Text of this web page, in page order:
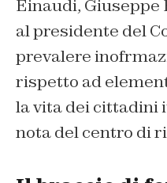
Einaudi, Giuseppe
al presidente del
prevalere
rispetto ad
la vita dei cittadini
nota del centro di